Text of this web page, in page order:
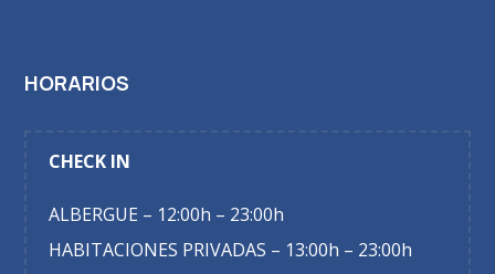
HORARIOS
CHECK IN
ALBERGUE – 12:00h – 23:00h
HABITACIONES PRIVADAS – 13:00h – 23:00h